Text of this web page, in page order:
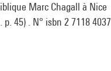
Marc Chagall à Nice
45) . N° isbn 2 7118 4037